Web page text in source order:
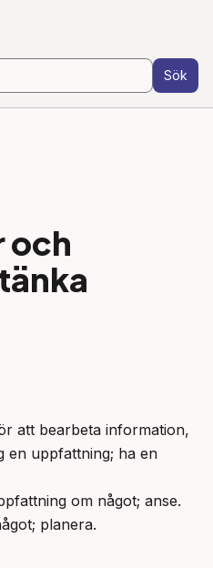
Sök
och
att bearbeta information,
en uppfattning; ha en
om något; anse.
planera.